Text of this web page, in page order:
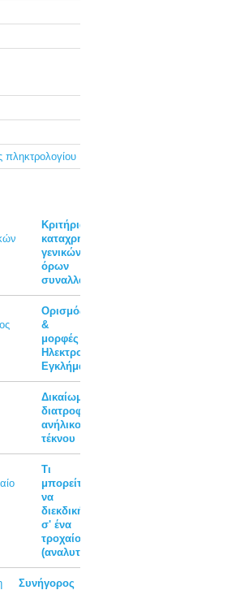
πληκτρολογίου
Κριτήρια
καταχρηστικότητας
γενικών
όρων
συναλλαγών
Ορισμός
&
μορφές
Ηλεκτρονικού
Εγκλήματος
Δικαίωμα
διατροφής
ανήλικου
τέκνου
Τι
μπορείτε
να
διεκδικήσετε
σ' ένα
τροχαίο
(αναλυτικά)
Συνήγορος